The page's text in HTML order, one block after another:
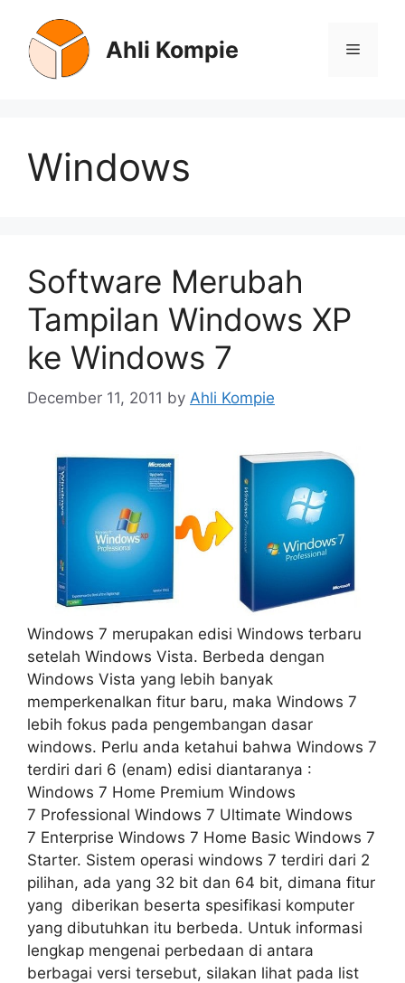
content
Ahli Kompie Menu
Windows
Software Merubah
Tampilan Windows XP
ke Windows 7
December 11, 2011 by Ahli Kompie
Windows 7 merupakan edisi Windows terbaru
setelah Windows Vista. Berbeda dengan
Windows Vista yang lebih banyak
memperkenalkan fitur baru, maka Windows 7
lebih fokus pada pengembangan dasar
windows. Perlu anda ketahui bahwa Windows 7
terdiri dari 6 (enam) edisi diantaranya :
Windows 7 Home Premium Windows
7 Professional Windows 7 Ultimate Windows
7 Enterprise Windows 7 Home Basic Windows 7
Starter. Sistem operasi windows 7 terdiri dari 2
pilihan, ada yang 32 bit dan 64 bit, dimana fitur
yang diberikan beserta spesifikasi komputer
yang dibutuhkan itu berbeda. Untuk informasi
lengkap mengenai perbedaan di antara
berbagai versi tersebut, silakan lihat pada list